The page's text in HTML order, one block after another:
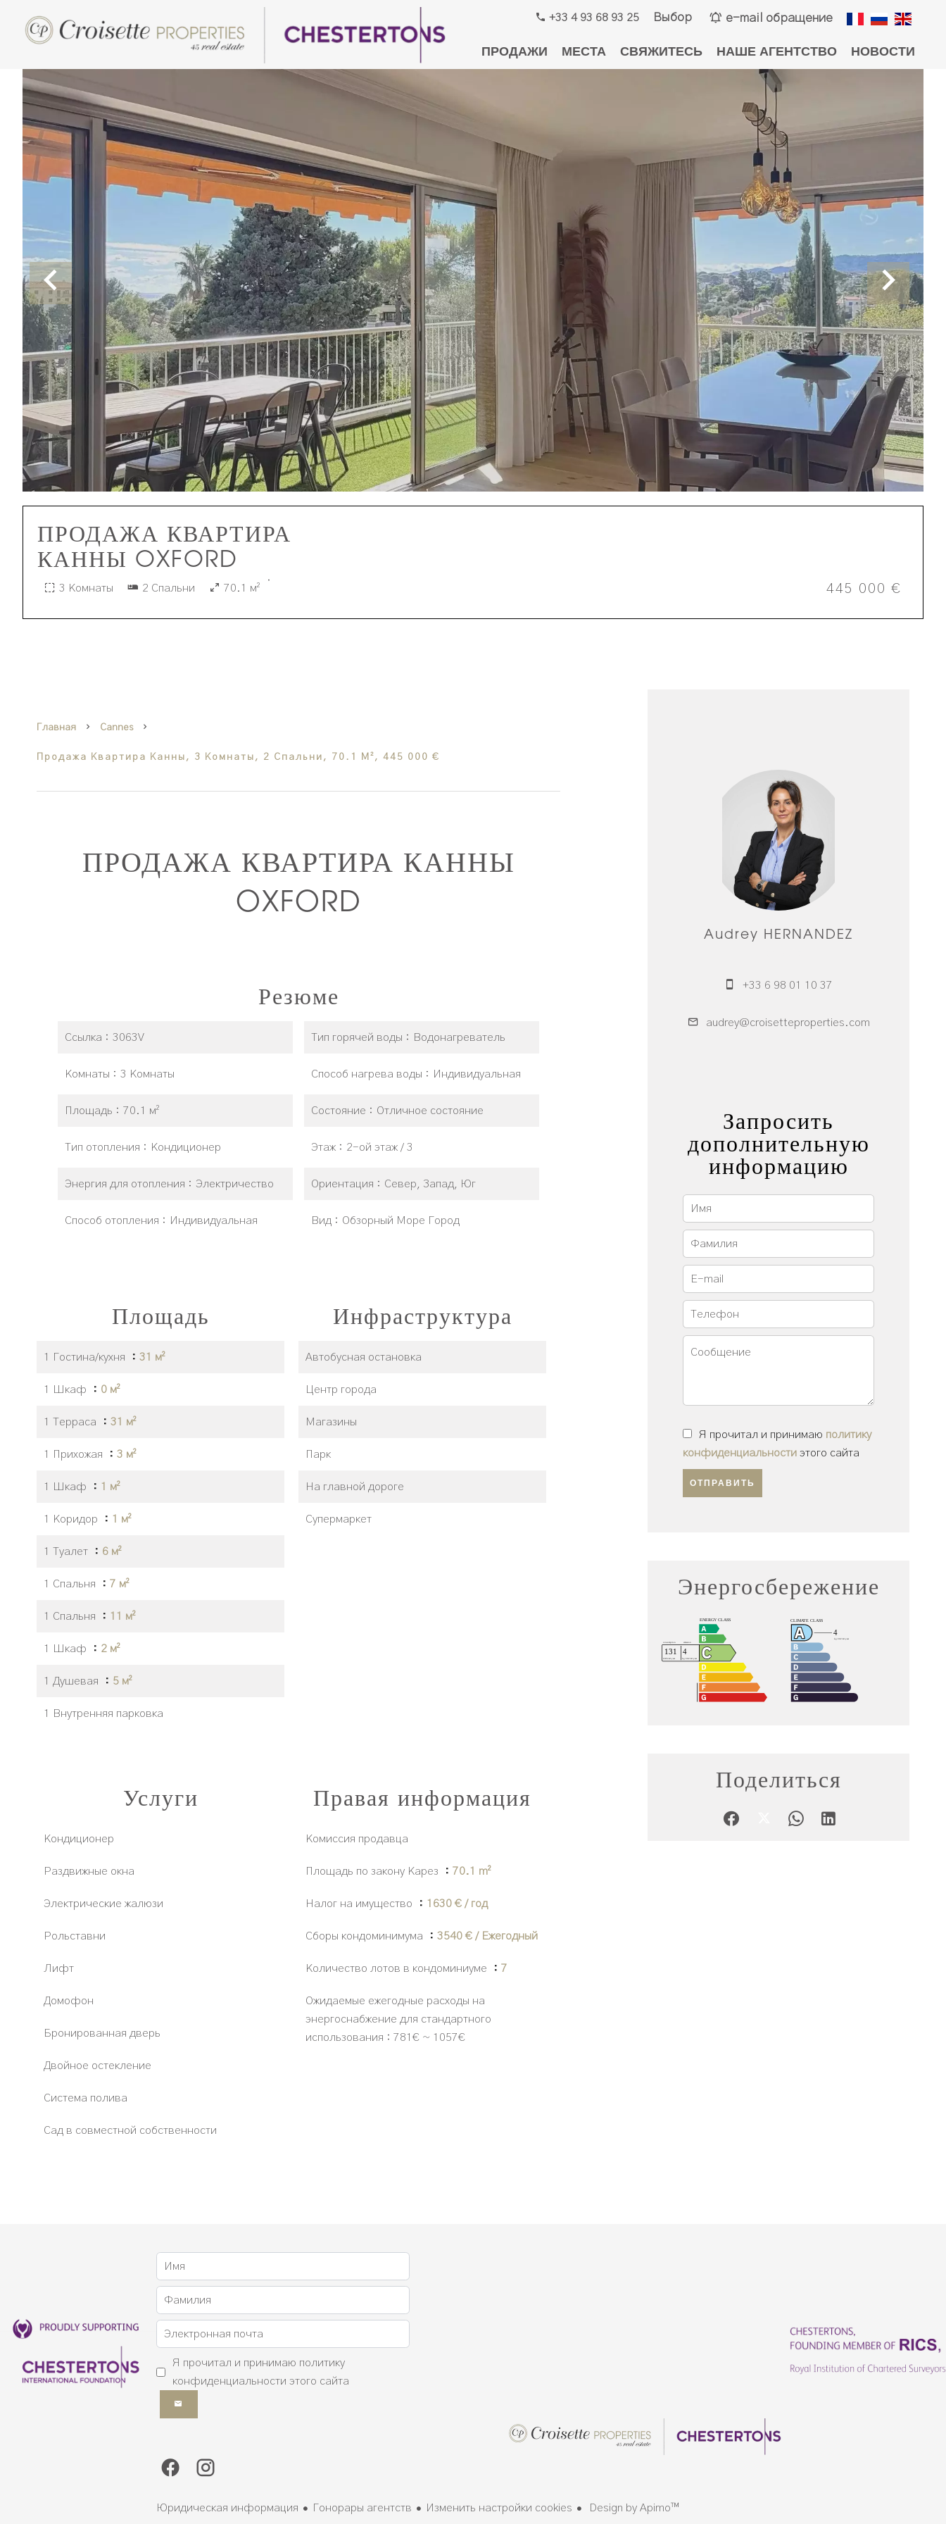
+33 4 93 68 93 25 Выбор e-mail обращение
ПРОДАЖИ МЕСТА СВЯЖИТЕСЬ НАШЕ АГЕНТСТВО НОВОСТИ
ПРОДАЖА КВАРТИРА
КАННЫ OXFORD
3 Комнаты 2 Спальни 70.1 м² 445 000 €
·
Главная Cannes
Продажа Квартира Канны, 3 Комнаты, 2 Спальни, 70.1 М², 445 000 €
ПРОДАЖА КВАРТИРА КАННЫ
OXFORD
Резюме
Ссылка 3063V
Комнаты 3 Комнаты
Площадь 70.1 м²
Тип отопления Кондиционер
Энергия для отопления Электричество
Способ отопления Индивидуальная
Тип горячей воды Водонагреватель
Способ нагрева воды Индивидуальная
Состояние Отличное состояние
Этаж 2-ой этаж / 3
Ориентация Север, Запад, Юг
Вид Обзорный Море Город
Площадь
1 Гостина/кухня 31 м²
1 Шкаф 0 м²
1 Терраса 31 м²
1 Прихожая 3 м²
1 Шкаф 1 м²
1 Коридор 1 м²
1 Туалет 6 м²
1 Спальня 7 м²
1 Спальня 11 м²
1 Шкаф 2 м²
1 Душевая 5 м²
1 Внутренняя парковка
Инфраструктура
Автобусная остановка
Центр города
Магазины
Парк
На главной дороге
Супермаркет
Услуги
Кондиционер
Раздвижные окна
Электрические жалюзи
Рольставни
Лифт
Домофон
Бронированная дверь
Двойное остекление
Система полива
Сад в совместной собственности
Правая информация
Комиссия продавца
Площадь по закону Карез 70.1 m²
Налог на имущество 1630 € / год
Сборы кондоминимума 3540 € / Ежегодный
Количество лотов в кондоминиуме 7
Ожидаемые ежегодные расходы на
энергоснабжение для стандартного
использования : 781€ ~ 1057€
Audrey HERNANDEZ
+33 6 98 01 10 37
audrey@croisetteproperties.com
Запросить
дополнительную
информацию
Я прочитал и принимаю политику
конфиденциальности этого сайта
ОТПРАВИТЬ
Энергосбережение
Поделиться
Я прочитал и принимаю политику
конфиденциальности этого сайта
Юридическая информация Гонорары агентств Изменить настройки cookies Design by Apimo™